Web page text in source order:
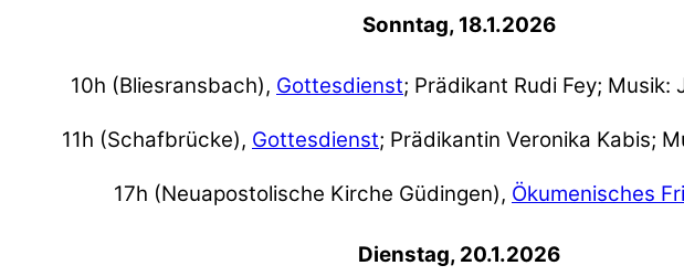
Sonntag, 18.1.2026
10h (Bliesransbach), Gottesdienst; Prädikant Rudi Fey; Musik:
11h (Schafbrücke), Gottesdienst; Prädikantin Veronika Kabis;
17h (Neuapostolische Kirche Güdingen), Ökumenisches
Dienstag, 20.1.2026